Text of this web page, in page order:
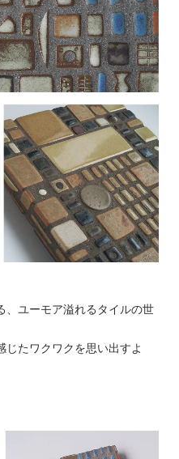
、ユーモア溢れるタイルの世
じたワクワクを思い出すよ